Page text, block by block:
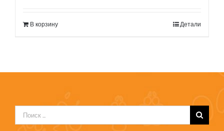
В корзину Детали
Результат
поиска: